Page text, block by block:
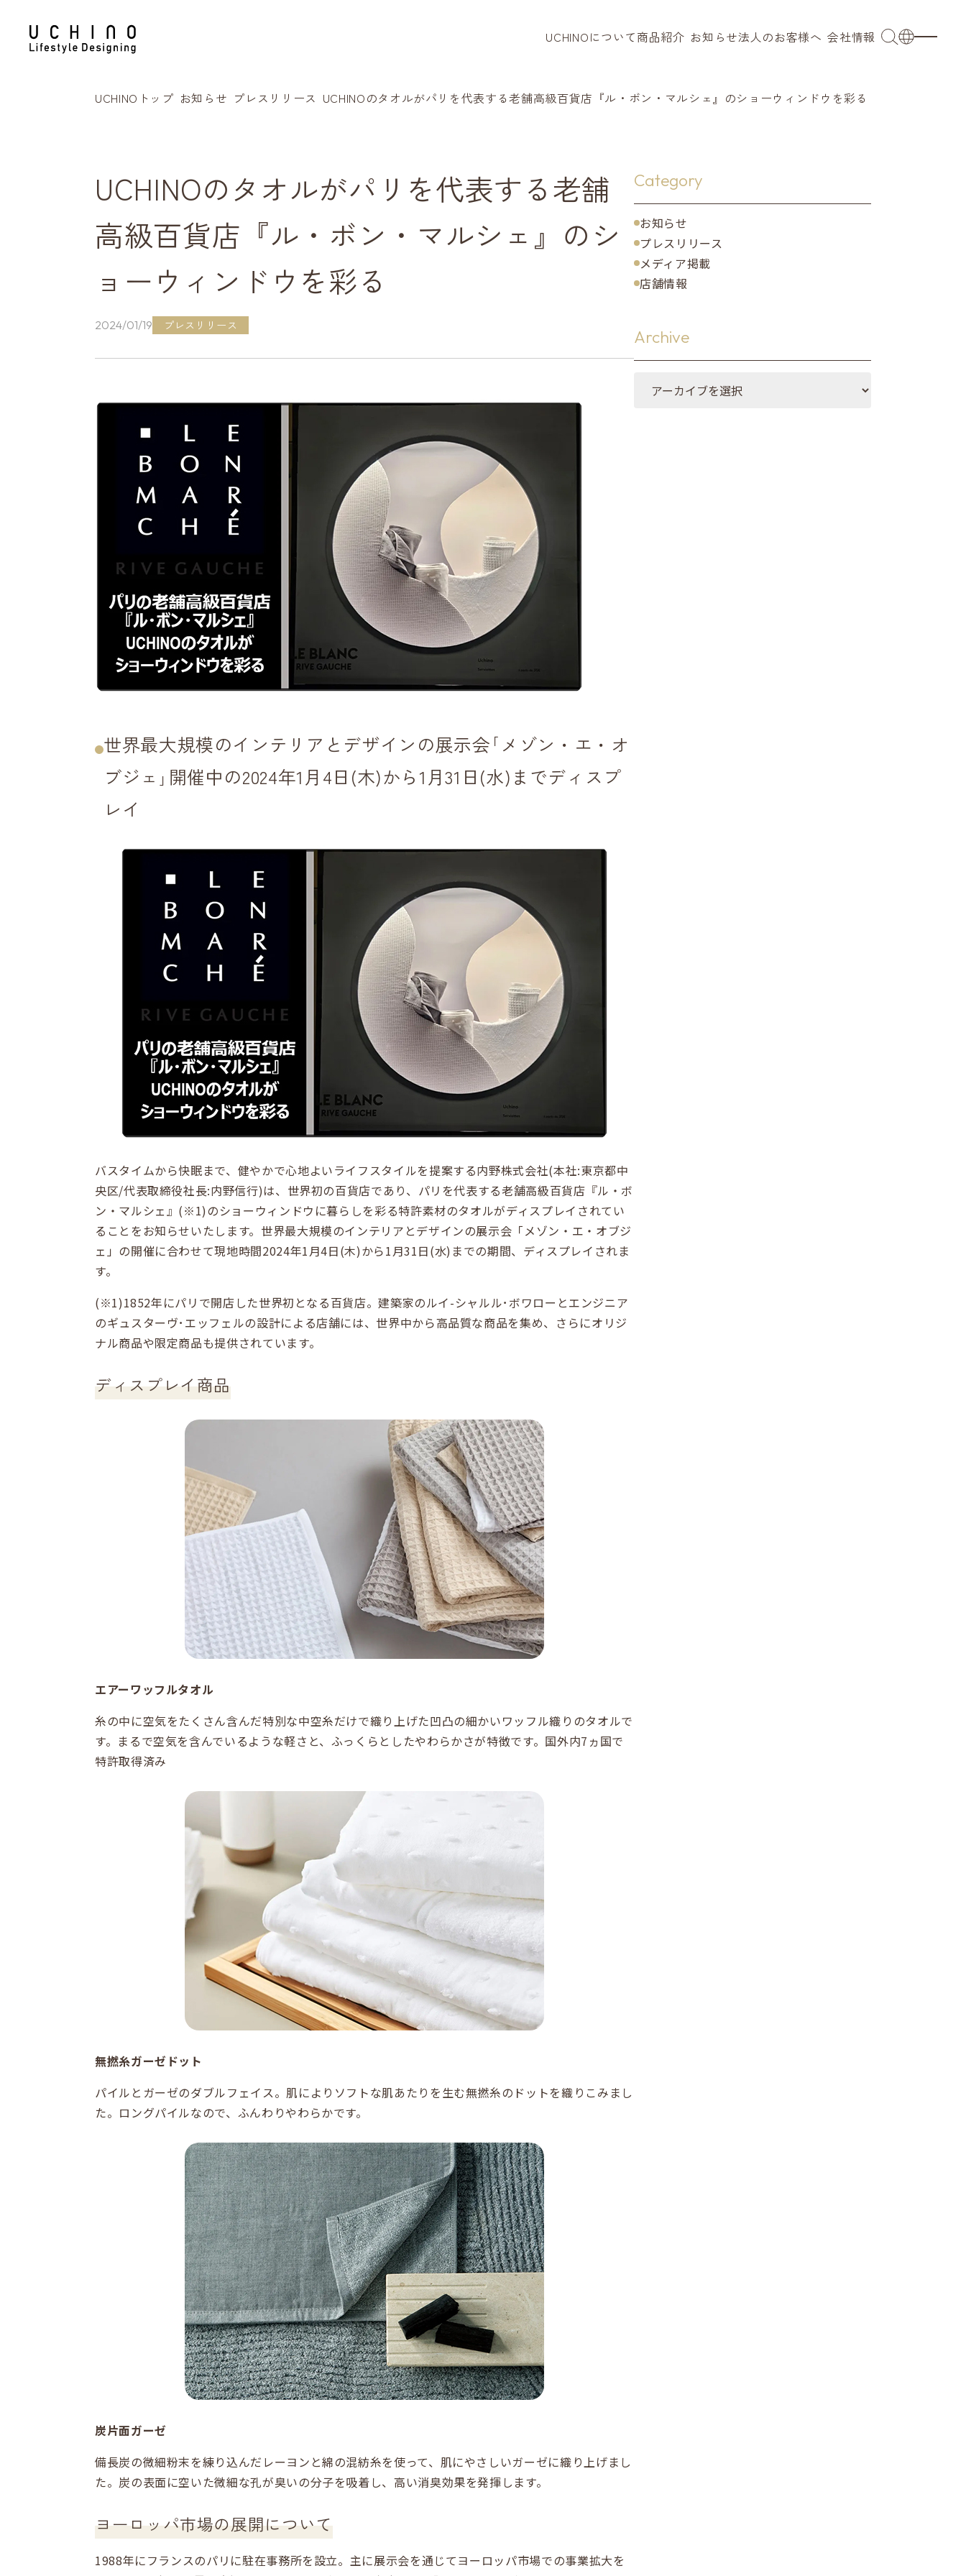
UCHINOについて商品紹介
バスローブ
リラクシングウェア
ベビー・キッズ
タオルハンカチ
その他
オーダーメイド
お知らせ法人のお客様へ
業務用
会社情報
代表メッセージ
サステナビリティ
English
UCHINOトップ お知らせ プレスリリース UCHINOのタオルがパリを代表する老舗高級百貨店『ル・ボン・マルシェ』のショーウィンドウを彩る
UCHINOのタオルがパリを代表する老舗
高級百貨店『ル・ボン・マルシェ』のシ
ョーウィンドウを彩る
2024/01/19 プレスリリース
世界最大規模のインテリアとデザインの展示会｢メゾン・エ・オ
ブジェ｣開催中の2024年1月4日(木)から1月31日(水)までディスプ
レイ
バスタイムから快眠まで、健やかで心地よいライフスタイルを提案する内野株式会社(本社:東京都中
央区/代表取締役社長:内野信行)は、世界初の百貨店であり、パリを代表する老舗高級百貨店『ル・ボ
ン・マルシェ』(※1)のショーウィンドウに暮らしを彩る特許素材のタオルがディスプレイされてい
ることをお知らせいたします。世界最大規模のインテリアとデザインの展示会「メゾン・エ・オブジ
ェ」の開催に合わせて現地時間2024年1月4日(木)から1月31日(水)までの期間、ディスプレイされま
す。
(※1)1852年にパリで開店した世界初となる百貨店。建築家のルイ-シャルル･ボワローとエンジニア
のギュスターヴ･エッフェルの設計による店舗には、世界中から高品質な商品を集め、さらにオリジ
ナル商品や限定商品も提供されています。
ディスプレイ商品
エアーワッフルタオル
糸の中に空気をたくさん含んだ特別な中空糸だけで織り上げた凹凸の細かいワッフル織りのタオルで
す。まるで空気を含んでいるような軽さと、ふっくらとしたやわらかさが特徴です。国外内7ヵ国で
特許取得済み
無撚糸ガーゼドット
パイルとガーゼのダブルフェイス。肌によりソフトな肌あたりを生む無撚糸のドットを織りこみまし
た。ロングパイルなので、ふんわりやわらかです。
炭片面ガーゼ
備長炭の微細粉末を練り込んだレーヨンと綿の混紡糸を使って、肌にやさしいガーゼに織り上げまし
た。炭の表面に空いた微細な孔が臭いの分子を吸着し、高い消臭効果を発揮します。
ヨーロッパ市場の展開について
1988年にフランスのパリに駐在事務所を設立。主に展示会を通じてヨーロッパ市場での事業拡大を
Category
お知らせ
プレスリリース
メディア掲載
店舗情報
Archive